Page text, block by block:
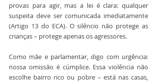
provas para agir, mas a lei é clara: qualquer
suspeita deve ser comunicada imediatamente
(Artigo 13 do ECA). O silêncio não protege as
crianças – protege apenas os agressores.
Como mãe e parlamentar, digo com urgência:
nossa omissão é cúmplice. Essa violência não
escolhe bairro rico ou pobre – está nas casas,